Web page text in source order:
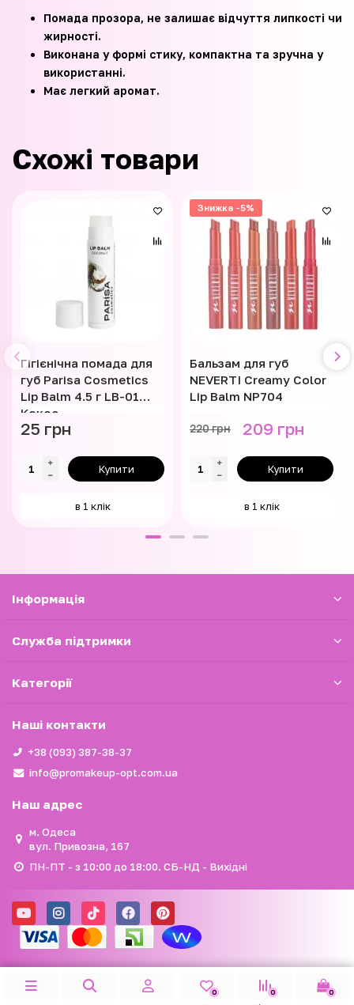
Помада прозора, не залишає відчуття липкості чи
жирності.
Виконана у формі стику, компактна та зручна у
використанні.
Має легкий аромат.
Схожі товари
Гігієнічна помада для
губ Parisa Cosmetics
Lip Balm 4.5 г LB-01
Кокос
25 грн
Купити
в 1 клік
Знижка -5%
Бальзам для губ
NEVERTI Creamy Color
Lip Balm NP704
220 грн 209 грн
Купити
в 1 клік
Iнформація
Служба підтримки
Категорії
Наші контакти
+38 (093) 387-38-37
info@promakeup-opt.com.ua
Наш адрес
м. Одеса
вул. Привозна, 167
ПН-ПТ - з 10:00 до 18:00. СБ-НД - Вихідні
0
0
0